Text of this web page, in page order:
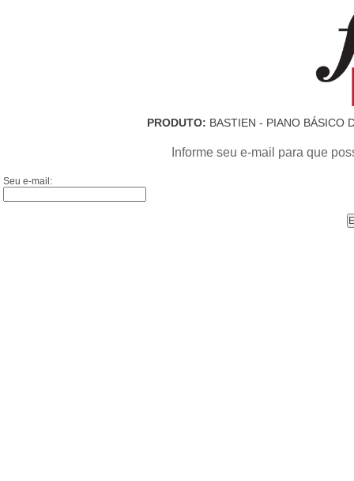
PRODUTO: BASTIEN - PIANO BÁSICO
Informe seu e-mail para que
Seu e-mail: